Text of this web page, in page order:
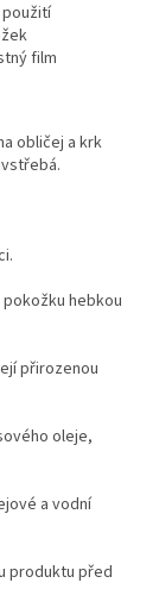
použití
film
obličej a krk
hebkou
přirozenou
oleje,
a vodní
produktu před